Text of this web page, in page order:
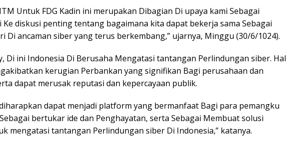
Untuk FDG Kadin ini merupakan Dibagian Di upaya kami Sebagai
diskusi penting tentang bagaimana kita dapat bekerja sama Sebagai
Di ancaman siber yang terus berkembang,” ujarnya, Minggu (30/6/1024).
Di ini Indonesia Di Berusaha Mengatasi tantangan Perlindungan siber. Hal
kerugian Perbankan yang signifikan Bagi perusahaan dan
dapat merusak reputasi dan kepercayaan publik.
dapat menjadi platform yang bermanfaat Bagi para pemangku
bertukar ide dan Penghayatan, serta Sebagai Membuat solusi
mengatasi tantangan Perlindungan siber Di Indonesia,” katanya.